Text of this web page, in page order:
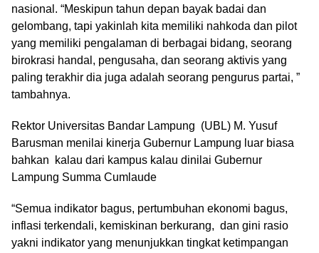
nasional. “Meskipun tahun depan bayak badai dan
gelombang, tapi yakinlah kita memiliki nahkoda dan pilot
yang memiliki pengalaman di berbagai bidang, seorang
birokrasi handal, pengusaha, dan seorang aktivis yang
paling terakhir dia juga adalah seorang pengurus partai, ”
tambahnya.
Rektor Universitas Bandar Lampung (UBL) M. Yusuf
Barusman menilai kinerja Gubernur Lampung luar biasa
bahkan kalau dari kampus kalau dinilai Gubernur
Lampung Summa Cumlaude
“Semua indikator bagus, pertumbuhan ekonomi bagus,
inflasi terkendali, kemiskinan berkurang, dan gini rasio
yakni indikator yang menunjukkan tingkat ketimpangan